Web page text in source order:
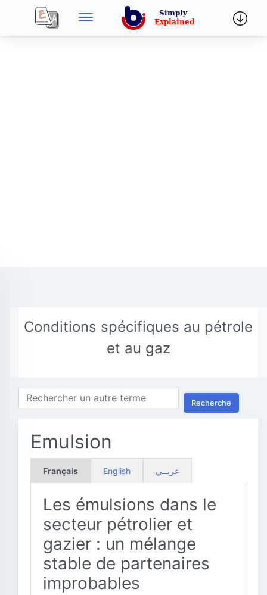
Conditions spécifiques au pétrole
et au gaz
Recherche
Emulsion
Français English عربــي
Les émulsions dans le
secteur pétrolier et
gazier : un mélange
stable de partenaires
improbables